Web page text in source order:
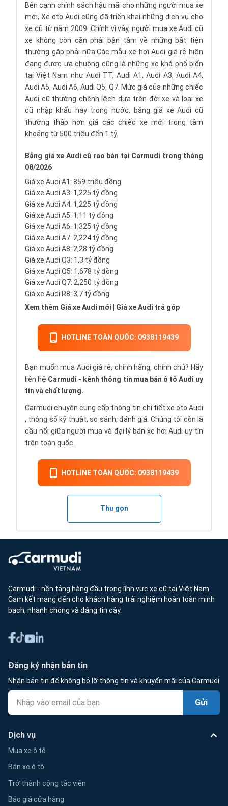
Bên cạnh chính sách hậu mãi cho những người mua xe
mới, Xe oto Audi cũng đã triển khai những dịch vụ cho
xe cũ từ năm 2009. Chính vì vậy, người mua xe Audi cũ
xe không còn cần phải bận tâm về những bất tiện
thường gặp phải nữa.Các mẫu xe hơi Audi giá rẻ hiện
đang được ưa chuộng cũng là những xe khá phổ biến
tại Việt Nam như Audi TT, Audi A1, Audi A3, Audi A4,
Audi A5, Audi A6, Audi Q5, Q7. Mức giá của những chiếc
Audi cũ thường chênh lệch dựa trên đời xe và loại xe
cũ nhập khẩu hay trong nước, bảng giá xe Audi cũ
thường thấp hơn giá các chiếc xe mới trong tầm
khoảng từ 500 triệu đến 1 tỷ.
Bảng giá xe Audi cũ rao bán tại Carmudi trong tháng
08/2026
Giá xe Audi A1 : 859 triệu đồng
Giá xe Audi A3: 1,225 tỷ đồng
Giá xe Audi A4: 1,225 tỷ đồng
Giá xe Audi A5: 1,11 tỷ đồng
Giá xe Audi A6: 1,325 tỷ đồng
Giá xe Audi A7: 2,224 tỷ đồng
Giá xe Audi A8: 2,28 tỷ đồng
Giá xe Audi Q3: 1,3 tỷ đồng
Giá xe Audi Q5: 1,678 tỷ đồng
Giá xe Audi Q7: 2,250 tỷ đồng
Giá xe Audi R8: 3,7 tỷ đồng
Xem thêm Giá xe Audi mới Giá xe Audi trả góp
HOTLINE TOÀN QUỐC: 0938119439
Bạn muốn mua Audi giá rẻ, chính hãng, chính chủ? Hãy
liên hệ Carmudi - kênh thông tin mua bán ô tô Audi uy
tín và chất lượng.
Carmudi chuyên cung cấp thông tin chi tiết xe oto Audi
, thông số kỹ thuật, so sánh, đánh giá. Chúng tôi còn là
cầu nối giữa người mua và đại lý bán xe hơi Audi uy tín
trên toàn quốc.
HOTLINE TOÀN QUỐC: 0938119439
Thu gọn
Carmudi - nền tảng hàng đầu trong lĩnh vực xe cũ tại Việt Nam.
Cam kết mang đến cho khách hàng trải nghiệm hoàn toàn minh
bạch, nhanh chóng và đáng tin cậy.
Đăng ký nhận bản tin
Nhận bản tin để không bỏ lỡ thông tin và khuyến mãi của Carmudi
Gửi
Dịch vụ
Mua xe ô tô
Bán xe ô tô
Trở thành cộng tác viên
Báo giá cửa hàng